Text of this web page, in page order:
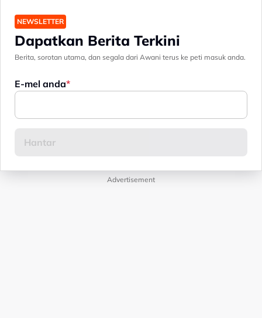
NEWSLETTER
Dapatkan Berita Terkini
Berita, sorotan utama, dan segala dari Awani terus ke peti masuk anda.
E-mel anda
Advertisement